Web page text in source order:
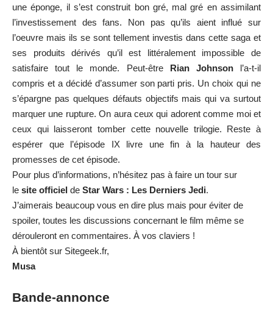
une éponge, il s’est construit bon gré, mal gré en assimilant
l’investissement des fans. Non pas qu’ils aient influé sur
l’oeuvre mais ils se sont tellement investis dans cette saga et
ses produits dérivés qu’il est littéralement impossible de
satisfaire tout le monde. Peut-être
Rian Johnsonl’a-t-il
compris et a décidé d’assumer son parti pris. Un choix qui ne
s’épargne pas quelques défauts objectifs mais qui va surtout
marquer une rupture. On aura ceux qui adorent comme moi et
ceux qui laisseront tomber cette nouvelle trilogie. Reste à
espérer que l’épisode IX livre une fin à la hauteur des
promesses de cet épisode.
Pour plus d’informations, n’hésitez pas à faire un tour sur
le site officiel de Star Wars : Les Derniers Jedi.
J’aimerais beaucoup vous en dire plus mais pour éviter de
spoiler, toutes les discussions concernant le film même se
dérouleront en commentaires. À vos claviers !
À bientôt sur Sitegeek.fr,
Musa
Bande-annonce